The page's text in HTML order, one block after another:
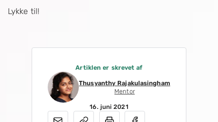
Artiklen er skrevet af
Thusyanthy Rajakulasingham
Mentor
16. juni 2021
Lykke til!